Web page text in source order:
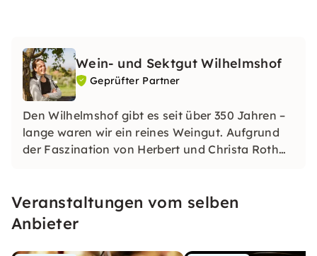
Wein- und Sektgut Wilhelmshof
Geprüfter Partner
Den Wilhelmshof gibt es seit über 350 Jahren –
lange waren wir ein reines Weingut. Aufgrund
der Faszination von Herbert und Christa Roth
produzieren charakterstarke Winzersekte nach
der méthode champenoise.
Veranstaltungen vom selben
Anbieter